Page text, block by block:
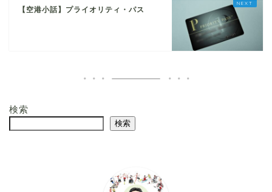
【空港小話】プライオリティ・パス
検索
検索